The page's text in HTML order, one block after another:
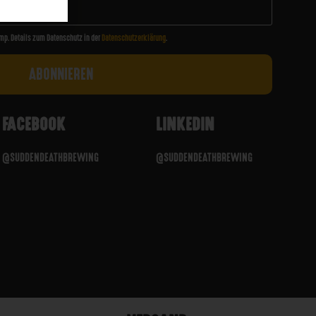
Details zum Datenschutz in der Datenschutzerklärung.
FACEBOOK
@SUDDENDEATHBREWING
LINKEDIN
@SUDDENDEATHBREWING